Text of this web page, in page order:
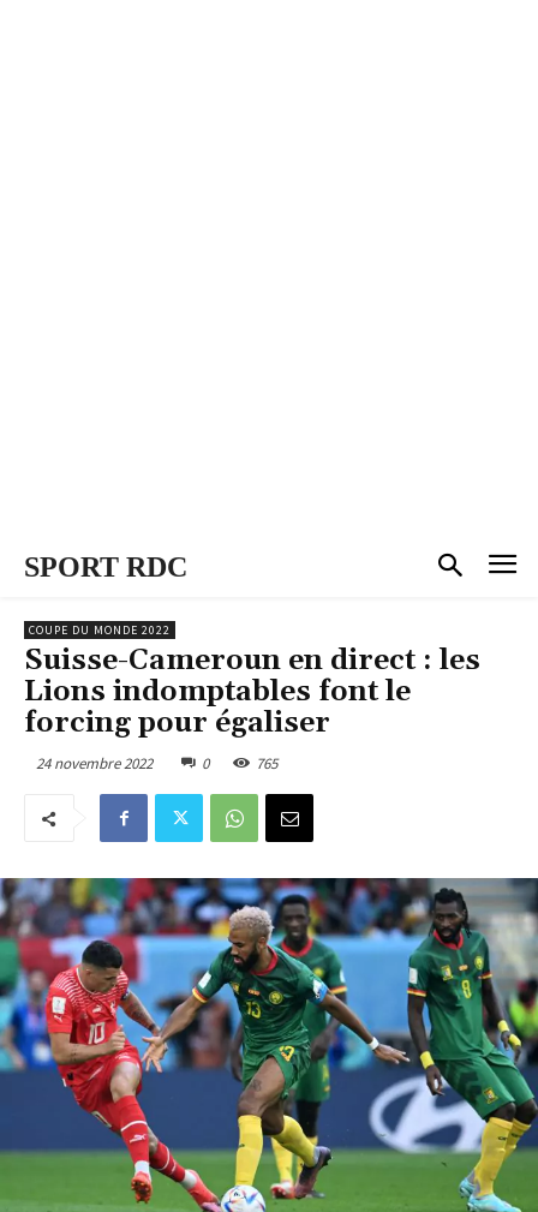
SPORT RDC
COUPE DU MONDE 2022
Suisse-Cameroun en direct : les
Lions indomptables font le
forcing pour égaliser
24 novembre 2022 0 765